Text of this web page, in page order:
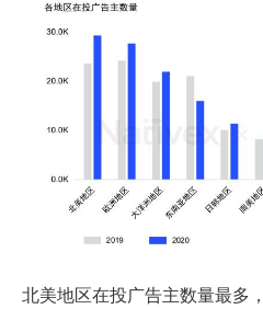
北美地区在投广告主数量最多